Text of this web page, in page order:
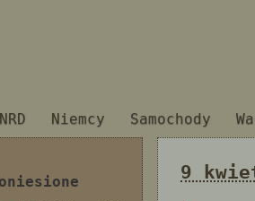
NRD Niemcy Samochody
9